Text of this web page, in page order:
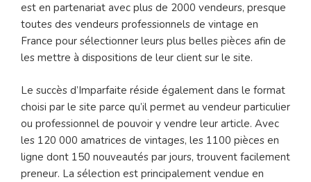
est en partenariat avec plus de 2000 vendeurs, presque
toutes des vendeurs professionnels de vintage en
France pour sélectionner leurs plus belles pièces afin de
les mettre à dispositions de leur client sur le site.
Le succès d’Imparfaite réside également dans le format
choisi par le site parce qu’il permet au vendeur particulier
ou professionnel de pouvoir y vendre leur article. Avec
les 120 000 amatrices de vintages, les 1100 pièces en
ligne dont 150 nouveautés par jours, trouvent facilement
preneur. La sélection est principalement vendue en